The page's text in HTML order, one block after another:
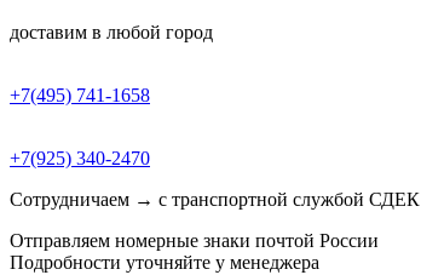
доставим в любой город
+7(495) 741-1658
+7(925) 340-2470
Сотрудничаем → с транспортной службой СДЕК
Отправляем номерные знаки почтой России
Подробности уточняйте у менеджера